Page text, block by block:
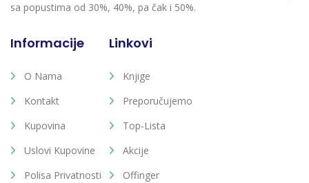
sa popustima od 30%, 40%, pa čak i 50%.
Informacije
O Nama
Kontakt
Kupovina
Uslovi Kupovine
Polisa Privatnosti
Linkovi
Knjige
Preporučujemo
Top-Lista
Akcije
Offinger